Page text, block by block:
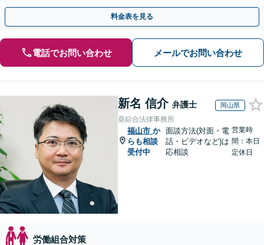
回面談無料】【夜間・休日対応可】
料金表を見る
電話でお問い合わせ メールでお問い合わせ
新名 信介 弁護士 岡山県
葵綜合法律事務所
福山市 か
らも相談
受付中
面談方法(対面・電
話・ビデオなど)は
応相談
営業時
間：本日
定休日
労働組合対策